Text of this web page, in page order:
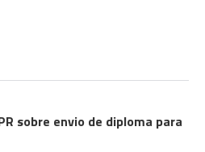
sobre envio de diploma para